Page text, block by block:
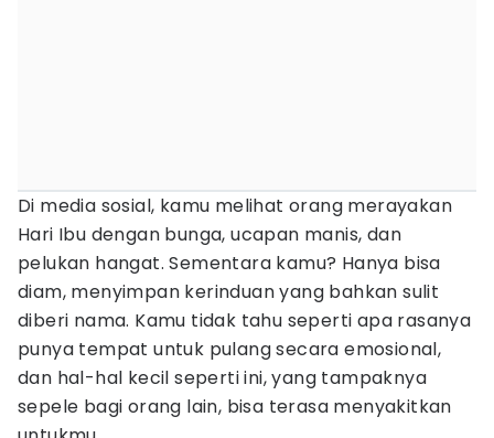
Di media sosial, kamu melihat orang merayakan
Hari Ibu dengan bunga, ucapan manis, dan
pelukan hangat. Sementara kamu? Hanya bisa
diam, menyimpan kerinduan yang bahkan sulit
diberi nama. Kamu tidak tahu seperti apa rasanya
punya tempat untuk pulang secara emosional,
dan hal-hal kecil seperti ini, yang tampaknya
sepele bagi orang lain, bisa terasa menyakitkan